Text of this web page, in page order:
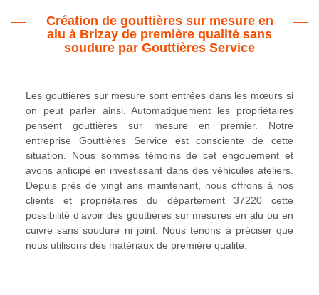
Création de gouttières sur mesure en
alu à Brizay de première qualité sans
soudure par Gouttières Service
Les gouttières sur mesure sont entrées dans les mœurs si
on peut parler ainsi. Automatiquement les propriétaires
pensent gouttières sur mesure en premier. Notre
entreprise Gouttières Service est consciente de cette
situation. Nous sommes témoins de cet engouement et
avons anticipé en investissant dans des véhicules ateliers.
Depuis près de vingt ans maintenant, nous offrons à nos
clients et propriétaires du département 37220 cette
possibilité d’avoir des gouttières sur mesures en alu ou en
cuivre sans soudure ni joint. Nous tenons à préciser que
nous utilisons des matériaux de première qualité.